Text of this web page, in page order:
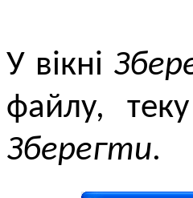
У вікні
файлу,
Зберегти.